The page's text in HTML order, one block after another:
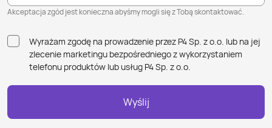
Akceptacja zgód jest konieczna abyśmy mogli się z Tobą skontaktować.
Wyrażam zgodę na prowadzenie przez P4 Sp. z o.o. lub na jej
zlecenie marketingu bezpośredniego z wykorzystaniem
telefonu produktów lub usług P4 Sp. z o.o.
Wyślij